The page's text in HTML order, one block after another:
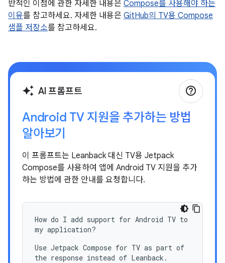
반적인 이점에 관한 자세한 내용은 Compose를 사용해야 하는
이유를 참고하세요. 자세한 내용은 GitHub의 TV용 Compose
샘플 저장소를 참고하세요.
auto_awesome AI 프롬프트
Android TV 지원을 추가하는 방법
알아보기
이 프롬프트는 Leanback 대신 TV용 Jetpack
Compose를 사용하여 앱에 Android TV 지원을 추가
하는 방법에 관한 안내를 요청합니다.
How do I add support for Android TV to
my application?
Use Jetpack Compose for TV as part of
the response instead of Leanback.
help_outline